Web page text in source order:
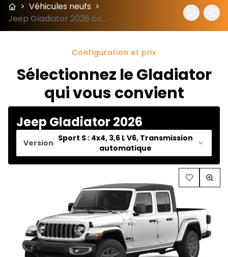
> Véhicules neufs >
Jeep Gladiator 2026 configuration et prix
Configuration et prix
Sélectionnez le Gladiator
qui vous convient
Jeep Gladiator 2026
Version Sport S : 4x4, 3,6 L V6, Transmission
automatique